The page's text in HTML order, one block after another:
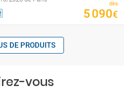
dès
5090€
DE PRODUITS
vous